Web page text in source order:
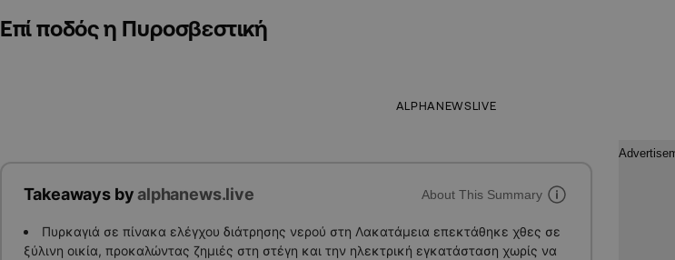
Επί ποδός η Πυροσβεστική
ALPHANEWSLIVE
Takeaways byalphanews.live About This Summary
Πυρκαγιά σε πίνακα ελέγχου διάτρησης νερού στη Λακατάμεια επεκτάθηκε χθες σε
ξύλινη οικία, προκαλώντας ζημιές στη στέγη και την ηλεκτρική εγκατάσταση χωρίς να